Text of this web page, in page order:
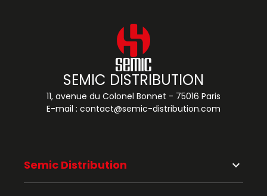
Semic Distribution keyboard_arrow_down
SEMIC DISTRIBUTION
11, avenue du Colonel Bonnet - 75016 Paris
E-mail : contact@semic-distribution.com